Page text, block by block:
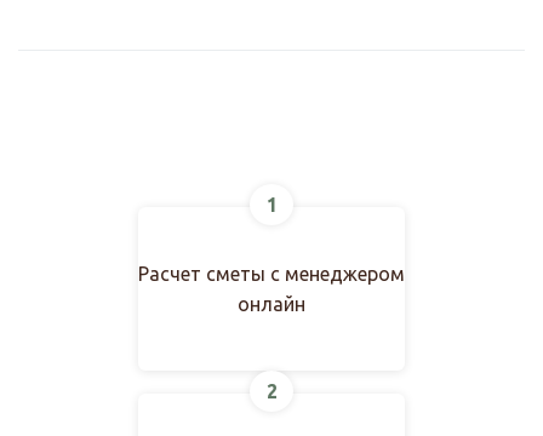
1
Расчет сметы с менеджером
онлайн
2